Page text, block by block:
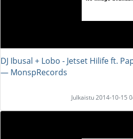
DJ Ibusal + Lobo - Jetset Hilife ft.
― MonspRecords
Julkaistu 2014-10-15